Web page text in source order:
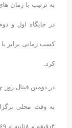
در جایگاه اول و
کسب زمانی برابر
کرد.
به وقت محلی